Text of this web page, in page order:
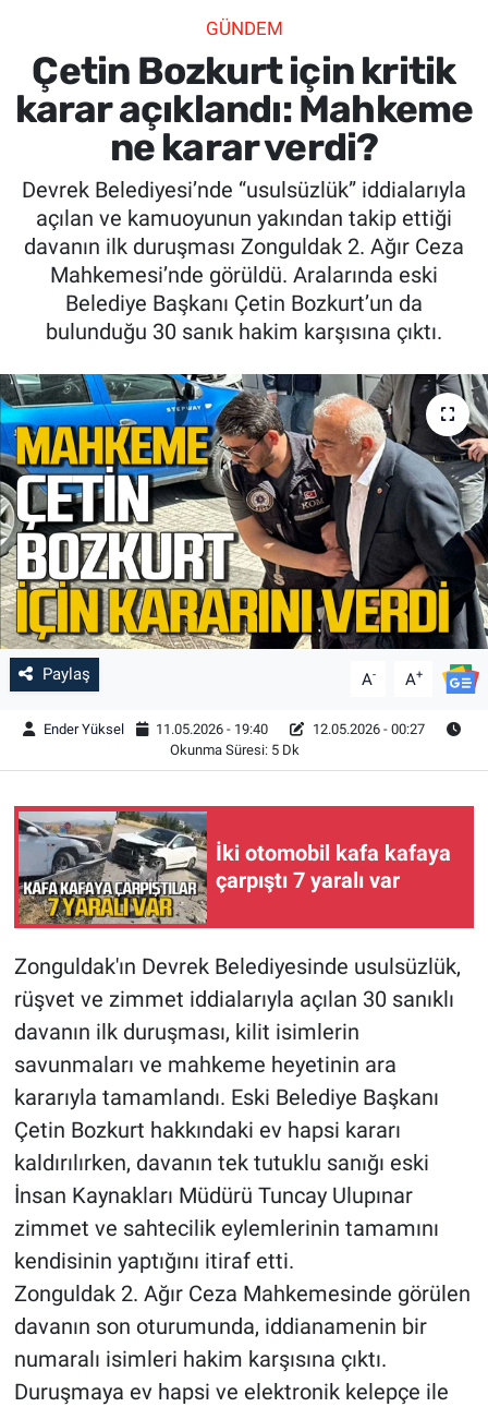
GÜNDEM
Çetin Bozkurt için kritik
karar açıklandı: Mahkeme
ne karar verdi?
Devrek Belediyesi’nde “usulsüzlük” iddialarıyla
açılan ve kamuoyunun yakından takip ettiği
davanın ilk duruşması Zonguldak 2. Ağır Ceza
Mahkemesi’nde görüldü. Aralarında eski
Belediye Başkanı Çetin Bozkurt’un da
bulunduğu 30 sanık hakim karşısına çıktı.
Paylaş A- A+
Ender Yüksel 11.05.2026 - 19:40
12.05.2026 - 00:27
Okunma Süresi: 5 Dk
İki otomobil kafa kafaya
çarpıştı 7 yaralı var
Zonguldak'ın Devrek Belediyesinde usulsüzlük,
rüşvet ve zimmet iddialarıyla açılan 30 sanıklı
davanın ilk duruşması, kilit isimlerin
savunmaları ve mahkeme heyetinin ara
kararıyla tamamlandı. Eski Belediye Başkanı
Çetin Bozkurt hakkındaki ev hapsi kararı
kaldırılırken, davanın tek tutuklu sanığı eski
İnsan Kaynakları Müdürü Tuncay Ulupınar
zimmet ve sahtecilik eylemlerinin tamamını
kendisinin yaptığını itiraf etti.
Zonguldak 2. Ağır Ceza Mahkemesinde görülen
davanın son oturumunda, iddianamenin bir
numaralı isimleri hakim karşısına çıktı.
Duruşmaya ev hapsi ve elektronik kelepçe ile
SAĞLIK